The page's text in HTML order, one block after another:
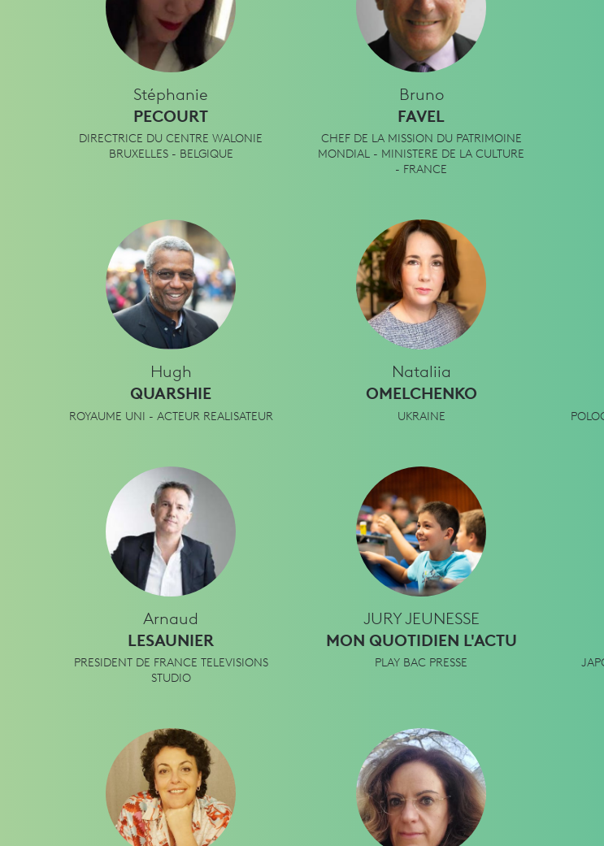
Stéphanie
PECOURT
DIRECTRICE DU CENTRE WALONIE
BRUXELLES - BELGIQUE
Bruno
FAVEL
CHEF DE LA MISSION DU PATRIMOINE
MONDIAL - MINISTERE DE LA CULTURE
- FRANCE
Hugh
QUARSHIE
ROYAUME UNI - ACTEUR REALISATEUR
Nataliia
OMELCHENKO
UKRAINE
Arnaud
LESAUNIER
PRESIDENT DE FRANCE TELEVISIONS
STUDIO
JURY JEUNESSE
MON QUOTIDIEN L'ACTU
PLAY BAC PRESSE